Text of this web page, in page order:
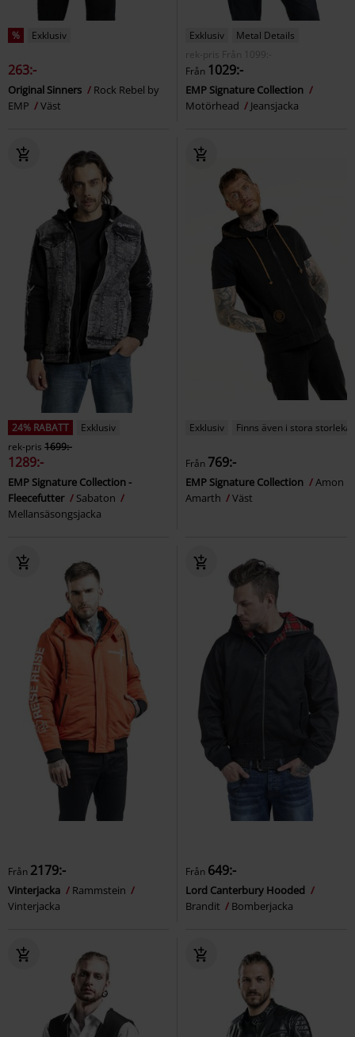
% Exklusiv
263:-
Original Sinners
Rock Rebel by
EMP
Väst
Exklusiv
Metal Details
rek-pris
Från
1099:-
Från 1029:-
EMP Signature Collection
Motörhead
Jeansjacka
24% RABATT
Exklusiv
rek-pris 1699:-
1289:-
EMP Signature Collection -
Fleecefutter
Sabaton
Mellansäsongsjacka
Exklusiv Finns även i stora storlekar
Från 769:-
EMP Signature Collection
Amon
Amarth
Väst
Från 2179:-
Vinterjacka
Rammstein
Vinterjacka
Från 649:-
Lord Canterbury Hooded
Brandit
Bomberjacka